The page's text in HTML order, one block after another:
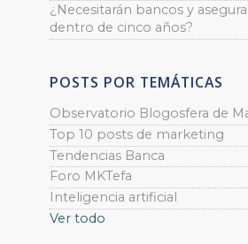
¿Necesitarán bancos y
dentro de cinco años?
POSTS POR TEMÁTICAS
Observatorio Blogosfera de
Top 10 posts de marketing
Tendencias Banca
Foro MKTefa
Inteligencia artificial
Ver todo